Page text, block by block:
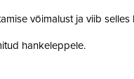
võimalust ja viib
hankeleppele.